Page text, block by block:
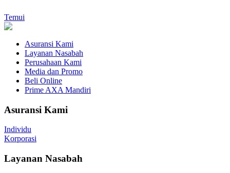
Temui
Asuransi Kami
Layanan Nasabah
Perusahaan Kami
Media dan Promo
Beli Online
Prime AXA Mandiri
Asuransi Kami
Individu
Korporasi
Layanan Nasabah